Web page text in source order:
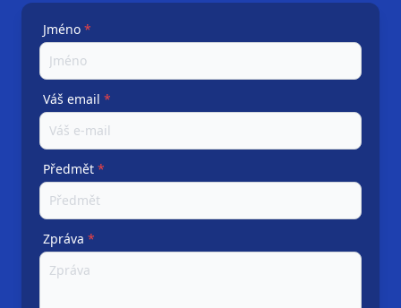
Jméno *
Váš email *
Předmět *
Zpráva *